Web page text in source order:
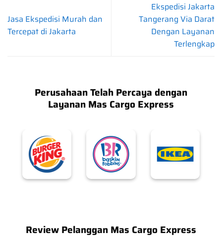
Jasa Ekspedisi Murah dan
Tercepat di Jakarta
Ekspedisi Jakarta
Tangerang Via Darat
Dengan Layanan
Terlengkap
Perusahaan Telah Percaya dengan
Layanan Mas Cargo Express
Review Pelanggan Mas Cargo Express